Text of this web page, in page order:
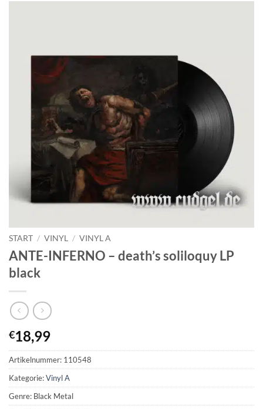
START / VINYL / VINYL A
ANTE-INFERNO – death’s soliloquy LP
black
€18,99
Artikelnummer: 110548
Kategorie:Vinyl A
Genre: Black Metal